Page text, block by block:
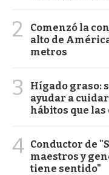
2
Comenzó la
alto de
metros
3
Hígado graso:
ayudar a
hábitos que
4 Conductor de
maestros y
tiene sentido"